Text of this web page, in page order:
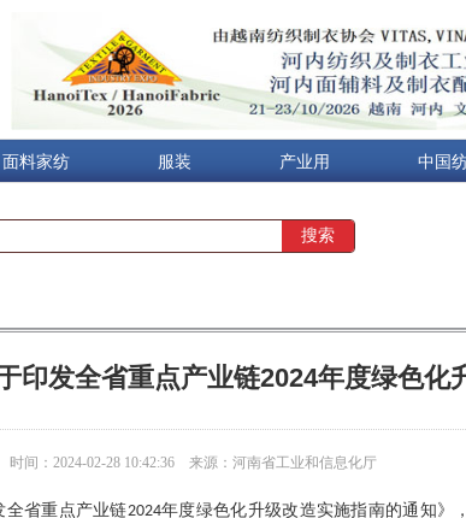
面料家纺 服装 产业用 中国
印发全省重点产业链2024年度绿色化
时间：2024-02-28 10:42:36来源：河南省工业和信息化厅
全省重点产业链2024年度绿色化升级改造实施指南的通知》